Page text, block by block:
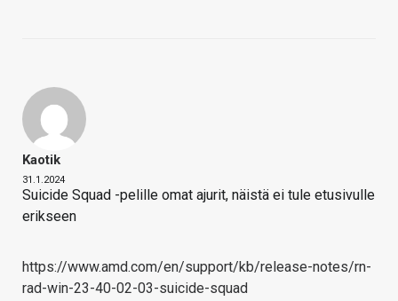
Kaotik
31.1.2024
Suicide Squad -pelille omat ajurit, näistä ei tule etusivulle
erikseen
https://www.amd.com/en/support/kb/release-notes/rn-
rad-win-23-40-02-03-suicide-squad